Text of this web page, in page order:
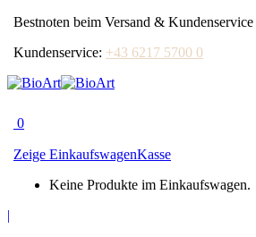
Bestnoten beim Versand & Kundenservice
Kundenservice: +43 6217 5700 0
0
Zeige EinkaufswagenKasse
Keine Produkte im Einkaufswagen.
|